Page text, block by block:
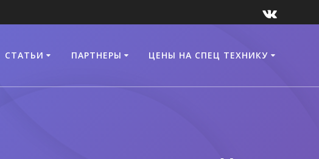
СТАТЬИ ПАРТНЕРЫ ЦЕНЫ НА СПЕЦ ТЕХНИКУ